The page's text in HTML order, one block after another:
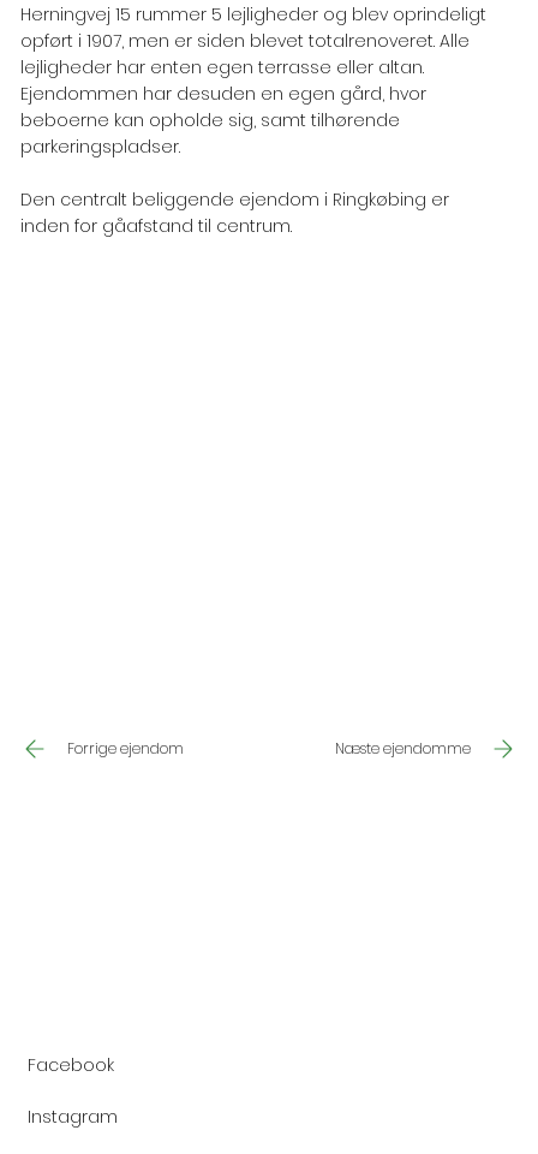
Herningvej 15 rummer 5 lejligheder og blev oprindeligt
opført i 1907, men er siden blevet totalrenoveret. Alle
lejligheder har enten egen terrasse eller altan.
Ejendommen har desuden en egen gård, hvor
beboerne kan opholde sig, samt tilhørende
parkeringspladser.
Den centralt beliggende ejendom i Ringkøbing er
inden for gåafstand til centrum.
Forrige ejendom Næste ejendomme
Facebook
Instagram